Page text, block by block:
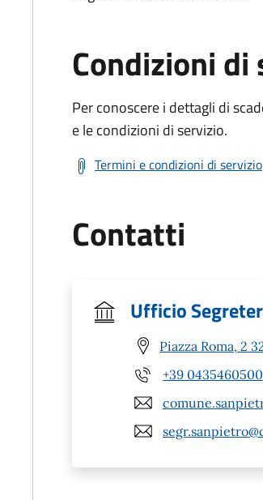
Condizioni di
Per conoscere i dettagli di
e le condizioni di servizio.
Termini e condizioni di servizio
Contatti
Ufficio
Piazza Roma, 2
+39 0435460500